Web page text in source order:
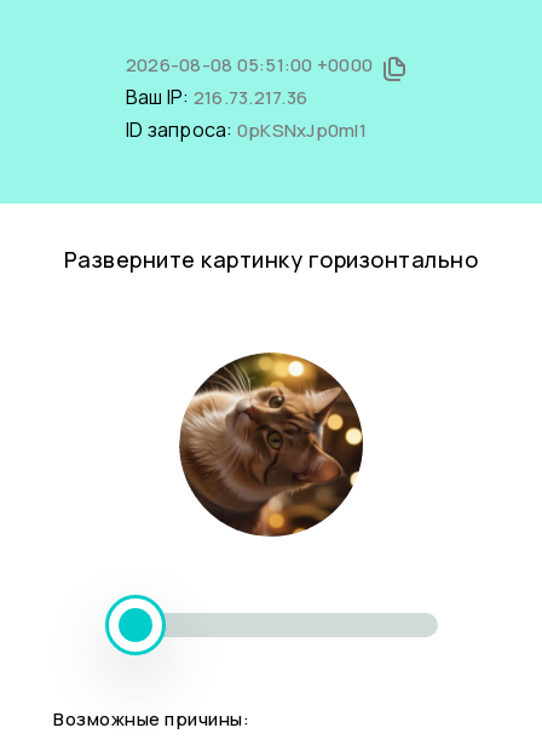
2026-08-08 05:51:00 +0000
Ваш IP: 216.73.217.36
ID запроса: 0pKSNxJp0mI1
Разверните картинку горизонтально
Возможные причины: